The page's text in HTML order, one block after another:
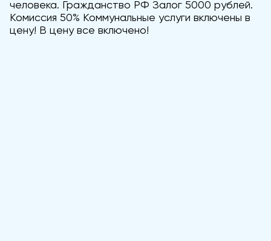
человека. Гражданство РФ Залог 5000 рублей.
Комиссия 50% Коммунальные услуги включены в
цену! В цену все включено!